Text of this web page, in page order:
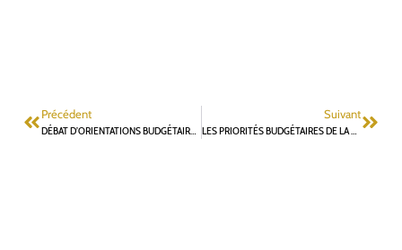
Précédent
DÉBAT D’ORIENTATIONS BUDGÉTAIRES DU 10 FÉVRIER : INTERVENTION DE GILLES MERGY
Suivant
LES PRIORITÉS BUDGÉTAIRES DE LA MAJORITÉ MUNICIPALE – UNE GRANDE ABSENTE : LA DÉMOCRATIE PARTICIPATIVE